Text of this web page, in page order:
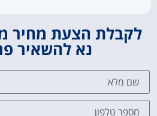
לקבלת הצעת מחיר
נא להשאיר